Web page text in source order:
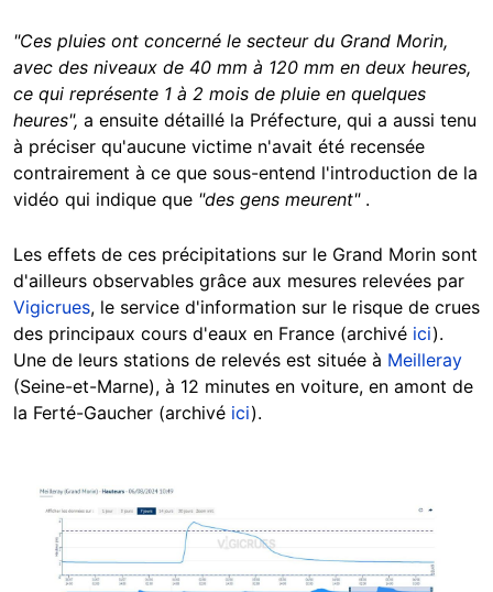
"Ces pluies ont concerné le secteur du Grand Morin,
avec des niveaux de 40 mm à 120 mm en deux heures,
ce qui représente 1 à 2 mois de pluie en quelques
heures", a ensuite détaillé la Préfecture, qui a aussi tenu
à préciser qu'aucune victime n'avait été recensée
contrairement à ce que sous-entend l'introduction de la
vidéo qui indique que "des gens meurent" .
Les effets de ces précipitations sur le Grand Morin sont
d'ailleurs observables grâce aux mesures relevées par
Vigicrues, le service d'information sur le risque de crues
des principaux cours d'eaux en France (archivé ici).
Une de leurs stations de relevés est située à Meilleray
(Seine-et-Marne), à 12 minutes en voiture, en amont de
la Ferté-Gaucher (archivé ici).
Image